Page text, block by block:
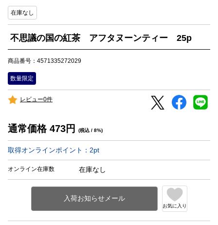
在庫なし
不思議の国の紅茶 アフタヌーンティー 25p
商品番号：4571335272029
数量限定
レビュー0件
通常価格 473円 (税込 / 8%)
取得オンラインポイント： 2pt
オンライン在庫数 在庫なし
お気に入り